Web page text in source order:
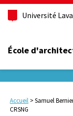
Université
École
Accueil >Samuel
CRSNG